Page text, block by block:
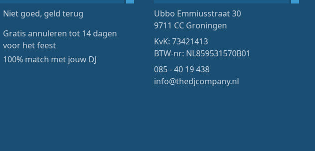
Niet goed, geld terug
Gratis annuleren tot 14 dagen
voor het feest
100% match met jouw DJ
Ubbo Emmiusstraat 30
9711 CC Groningen
KvK: 73421413
BTW-nr: NL859531570B01
085 - 40 19 438
info@thedjcompany.nl